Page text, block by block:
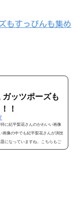
もすっぴんも集め
ッツポーズも
！
に紀平梨花さんのかわいい画像
画像の中でも紀平梨花さんが演技
になっていますね。こちらもご
画像も集めてみましたよ。現在は